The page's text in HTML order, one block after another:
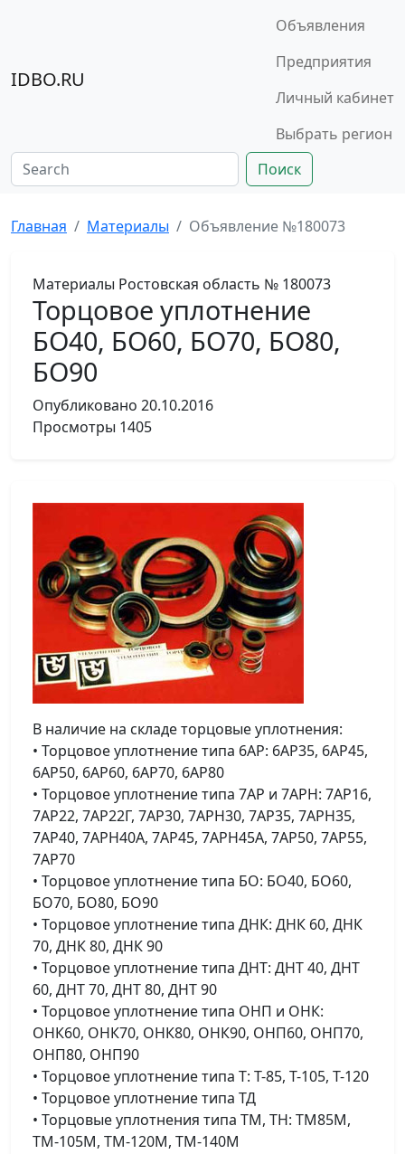
IDBO.RU
Объявления
Предприятия
Личный кабинет
Выбрать регион
Поиск
Главная Материалы Объявление №180073
Материалы Ростовская область № 180073
Торцовое уплотнение
БО40, БО60, БО70, БО80,
БО90
Опубликовано 20.10.2016
Просмотры 1405
В наличие на складе торцовые уплотнения:
• Торцовое уплотнение типа 6АР: 6АР35, 6АР45,
6АР50, 6АР60, 6АР70, 6АР80
• Торцовое уплотнение типа 7АР и 7АРН: 7АР16,
7АР22, 7АР22Г, 7АР30, 7АРН30, 7АР35, 7АРН35,
7АР40, 7АРН40А, 7АР45, 7АРН45А, 7АР50, 7АР55,
7АР70
• Торцовое уплотнение типа БО: БО40, БО60,
БО70, БО80, БО90
• Торцовое уплотнение типа ДНК: ДНК 60, ДНК
70, ДНК 80, ДНК 90
• Торцовое уплотнение типа ДНТ: ДНТ 40, ДНТ
60, ДНТ 70, ДНТ 80, ДНТ 90
• Торцовое уплотнение типа ОНП и ОНК:
ОНК60, ОНК70, ОНК80, ОНК90, ОНП60, ОНП70,
ОНП80, ОНП90
• Торцовое уплотнение типа Т: Т-85, Т-105, Т-120
• Торцовое уплотнение типа ТД
• Торцовые уплотнения типа TМ, ТН: ТМ85М,
ТМ-105М, ТМ-120М, ТМ-140М